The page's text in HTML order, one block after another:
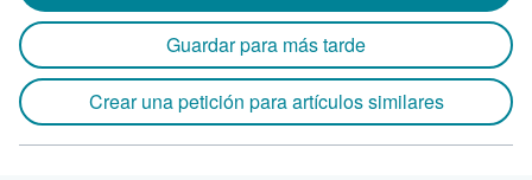
Guardar para más tarde
Crear una petición para artículos similares